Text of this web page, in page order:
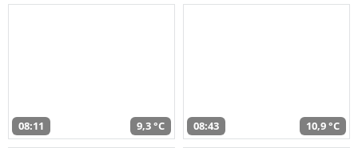
08:11 9,3 °C 08:43 10,9 °C